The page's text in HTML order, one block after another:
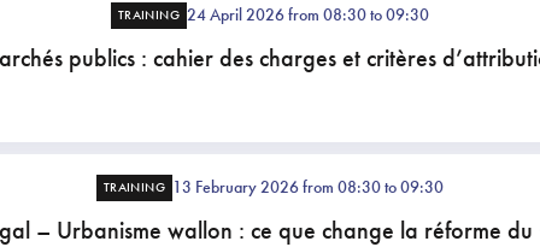
TRAINING 24 April 2026 from 08:30 to 09:30
publics : cahier des charges et critères
TRAINING 13 February 2026 from 08:30 to 09:30
– Urbanisme wallon : ce que change la réforme du